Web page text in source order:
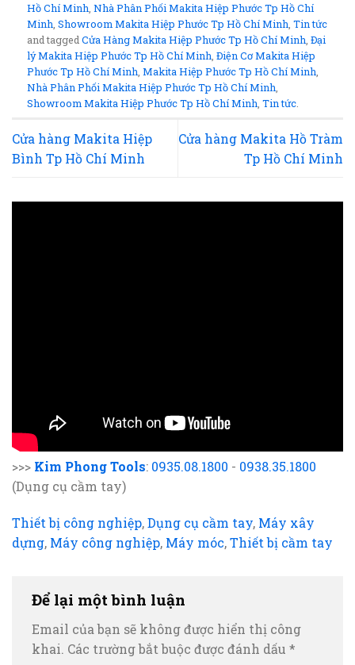
Hồ Chí Minh ,Nhà Phân Phối Makita Hiệp Phước Tp Hồ Chí
Minh ,Showroom Makita Hiệp Phước Tp Hồ Chí Minh ,Tin tức
and taggedCửa Hàng Makita Hiệp Phước Tp Hồ Chí Minh ,Đại
lý Makita Hiệp Phước Tp Hồ Chí Minh ,Điện Cơ Makita Hiệp
Phước Tp Hồ Chí Minh ,Makita Hiệp Phước Tp Hồ Chí Minh
Nhà Phân Phối Makita Hiệp Phước Tp Hồ Chí Minh
Showroom Makita Hiệp Phước Tp Hồ Chí Minh ,Tin tức
Cửa hàng Makita Hiệp
Bình Tp Hồ Chí Minh
Cửa hàng Makita Hồ Tràm
Tp Hồ Chí Minh
>>> Kim Phong Tools: 0935.08.1800 - 0938.35.1800
(Dụng cụ cầm tay)
Thiết bị công nghiệp,Dụng cụ cầm tay, Máy xây
dựng, Máy công nghiệp, Máy móc,Thiết bị cầm tay
Để lại một bình luận
Email của bạn sẽ không được hiển thị công
khai. Các trường bắt buộc được đánh dấu *